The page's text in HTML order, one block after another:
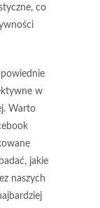
co
w
Warto
jakie
naszych